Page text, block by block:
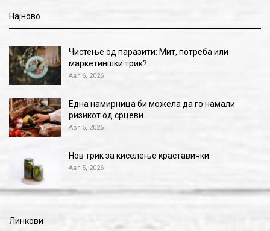
Најново
Чистење од паразити: Мит, потреба или
маркетиншки трик?
Авг 6, 2026
Една намирница би можела да го намали
ризикот од срцеви…
Авг 5, 2026
Нов трик за киселење краставички
Авг 5, 2026
Линкови